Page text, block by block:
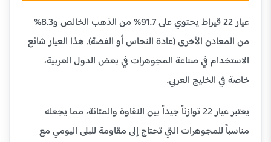
عيار 22 قيراط يحتوي على 91.7% من الذهب الخالص و8.3%
من المعادن الأخرى (عادة النحاس أو الفضة). هذا العيار شائع
الاستخدام في صناعة المجوهرات في بعض الدول العربية،
خاصة في الخليج العربي.
يعتبر عيار 22 توازناً جيداً بين النقاوة والمتانة، مما يجعله
مناسباً للمجوهرات التي تحتاج إلى مقاومة للبلى اليومي مع